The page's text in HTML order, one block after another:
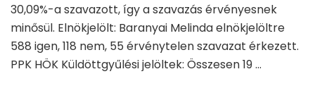
30,09%-a szavazott, így a szavazás érvényesnek
minősül. Elnökjelölt: Baranyai Melinda elnökjelöltre
588 igen, 118 nem, 55 érvénytelen szavazat érkezett.
PPK HÖK Küldöttgyűlési jelöltek: Összesen 19 …